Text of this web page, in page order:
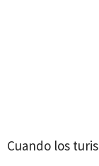
Cuando los